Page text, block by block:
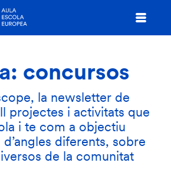
concursos
la newsletter de
projectes i activitats que
i te com a objectiu
diferents, sobre
de la comunitat